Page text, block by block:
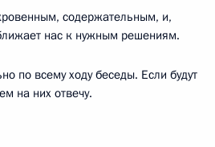
содержательным, и,
нас к нужным решениям.
по всему ходу беседы. Если будут
на них отвечу.